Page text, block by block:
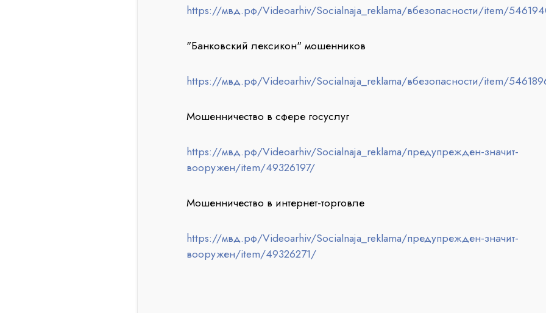
https://мвд.рф/Videoarhiv/Socialnaja_reklama/вбезопасности/item/
"Банковский лексикон" мошенников
https://мвд.рф/Videoarhiv/Socialnaja_reklama/вбезопасности/item/
Мошенничество в сфере госуслуг
https://мвд.рф/Videoarhiv/Socialnaja_reklama/предупрежден-значит-
вооружен/item/49326197/
Мошенничество в интернет-торговле
https://мвд.рф/Videoarhiv/Socialnaja_reklama/предупрежден-значит-
вооружен/item/49326271/